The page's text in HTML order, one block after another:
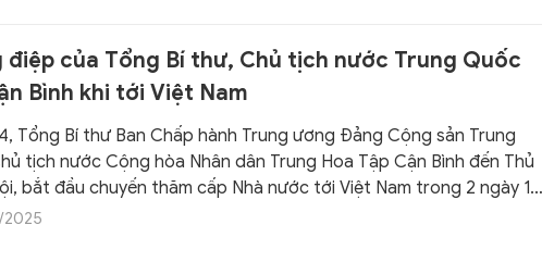
điệp của Tổng Bí thư, Chủ tịch nước Trung Quốc
Bình khi tới Việt Nam
Tổng Bí thư Ban Chấp hành Trung ương Đảng Cộng sản Trung
tịch nước Cộng hòa Nhân dân Trung Hoa Tập Cận Bình đến Thủ
bắt đầu chuyến thăm cấp Nhà nước tới Việt Nam trong 2 ngày 14
theo lời mời của Tổng Bí thư Ban Chấp hành Trung ương Đảng